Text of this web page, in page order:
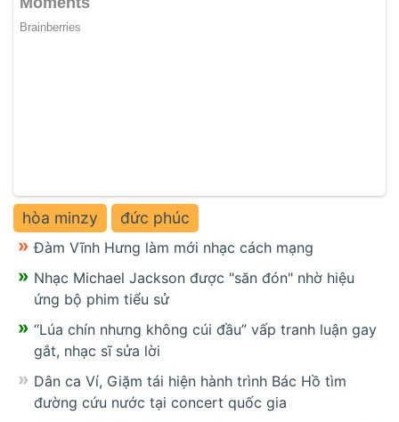
hòa minzy đức phúc
Đàm Vĩnh Hưng làm mới nhạc cách mạng
Nhạc Michael Jackson được "săn đón" nhờ hiệu
ứng bộ phim tiểu sử
“Lúa chín nhưng không cúi đầu” vấp tranh luận gay
gắt, nhạc sĩ sửa lời
Dân ca Ví, Giặm tái hiện hành trình Bác Hồ tìm
đường cứu nước tại concert quốc gia